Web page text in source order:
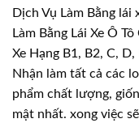
Dịch Vụ Làm Bằng
Làm Bằng Lái Xe Ô
Xe Hạng B1, B2, C,
Nhận làm tất cả các
phẩm chất lượng,
mật nhất. xong việc